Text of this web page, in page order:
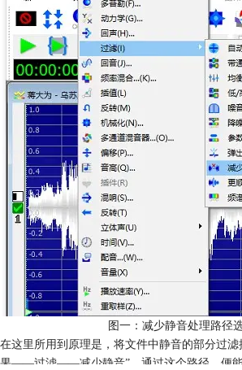
图一：减少静音处理路径
在这里所用到原理是，将文件中静音的部分过
果——过滤——减少静音”，通过这个路径，便能